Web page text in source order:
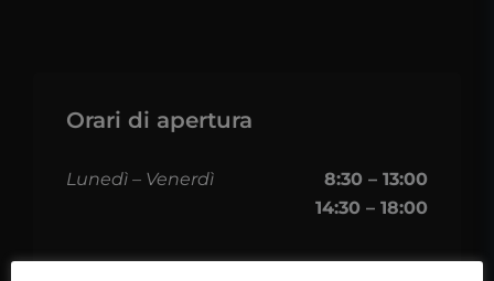
Orari di apertura
Lunedì – Venerdì
8:30 – 13:00
14:30 – 18:00